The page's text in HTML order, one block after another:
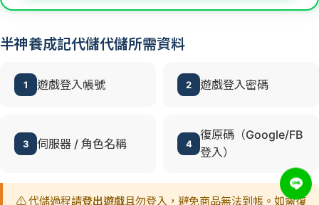
半神養成記代儲代儲所需資料
1 遊戲登入帳號 2 遊戲登入密碼
3 伺服器 / 角色名稱 4
復原碼（Google/FB
登入）
⚠️ 代儲過程請登出遊戲且勿登入，避免商品無法到帳。如需復